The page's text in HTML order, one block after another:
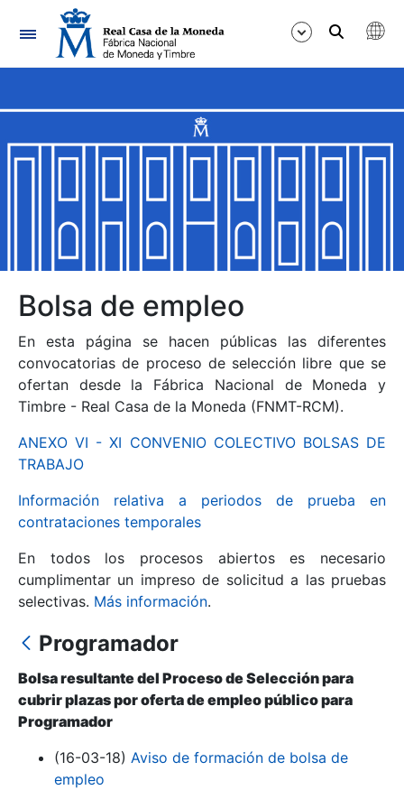
Navegación
Mostrar/Ocultar
Mostrar/Ocultar
Mostrar/Ocultar
Mostrar/Ocultar
Mostrar/Ocultar
Mostrar/Ocultar
Mostrar/Ocultar
Mostrar/Ocultar
Bolsa de empleo
En esta página se hacen públicas las diferentes
convocatorias de proceso de selección libre que se
ofertan desde la Fábrica Nacional de Moneda y
Timbre - Real Casa de la Moneda (FNMT-RCM).
ANEXO VI - XI CONVENIO COLECTIVO BOLSAS DE
TRABAJO
Información relativa a periodos de prueba en
contrataciones temporales
En todos los procesos abiertos es necesario
cumplimentar un impreso de solicitud a las pruebas
selectivas. Más información.
Programador
Bolsa resultante del Proceso de Selección para
cubrir plazas por oferta de empleo público para
Programador
(16-03-18) Aviso de formación de bolsa de
empleo